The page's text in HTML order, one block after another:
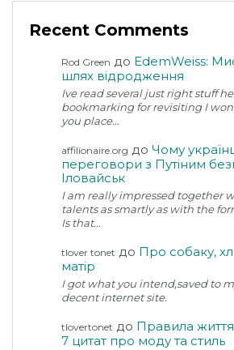
Recent Comments
Rod Green до EdemWeiss:
шлях відродження
Ive read several just right stuff
bookmarking for revisiting I
you place…
affilionaire.org до Чому
переговори з Путіним
Іловайськ
I am really impressed together
talents as smartly as with the
Is that…
tlover tonet до Про собаку,
матір
I got what you intend,saved to
decent internet site.
tlovertonet до Правила
7 цитат про моду та стиль